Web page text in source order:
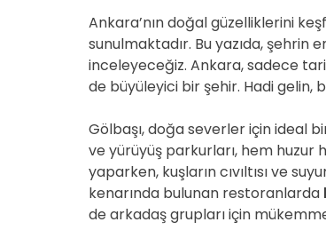
Ankara’nın doğal güzelliklerini
sunulmaktadır. Bu yazıda, şehrin
inceleyeceğiz. Ankara, sadece
de büyüleyici bir şehir. Hadi
Gölbaşı, doğa severler için ideal
ve yürüyüş parkurları, hem huzur
yaparken, kuşların cıvıltısı ve
kenarında bulunan restoranlarda
de arkadaş grupları için